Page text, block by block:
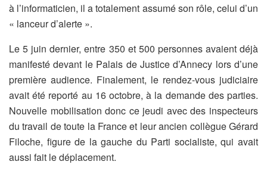
à l’informaticien, il a totalement assumé son rôle, celui d’un
« lanceur d’alerte ».
Le 5 juin dernier, entre 350 et 500 personnes avaient déjà
manifesté devant le Palais de Justice d’Annecy lors d’une
première audience. Finalement, le rendez-vous judiciaire
avait été reporté au 16 octobre, à la demande des parties.
Nouvelle mobilisation donc ce jeudi avec des inspecteurs
du travail de toute la France et leur ancien collègue Gérard
Filoche, figure de la gauche du Parti socialiste, qui avait
aussi fait le déplacement.